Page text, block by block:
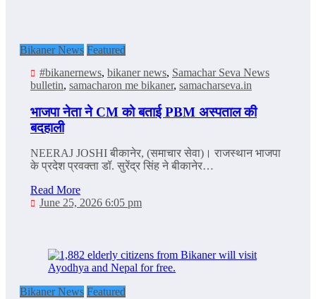
Bikaner News Featured
#bikanernews, bikaner news, Samachar Seva News
bulletin, samacharon me bikaner, samacharseva.in
भाजपा नेता ने CM को बताई PBM अस्पताल की
बदहाली
NEERAJ JOSHI बीकानेर, (समाचार सेवा)। राजस्थान भाजपा
के प्रदेश प्रवक्ता डॉ. सुरेंद्र सिंह ने बीकानेर…
Read More
June 25, 2026 6:05 pm
Bikaner News Featured